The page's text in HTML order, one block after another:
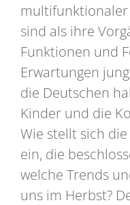
sind als ihre
Funktionen und
Erwartungen
die Deutschen
Kinder und die
Wie stellt sich
ein, die
welche Trends
uns im Herbst?